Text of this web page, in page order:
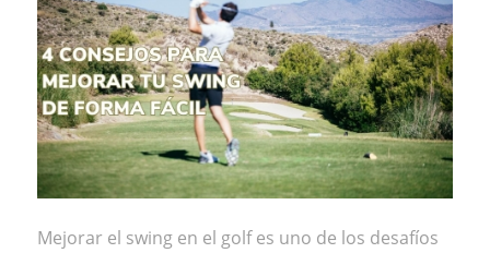
Mejorar el swing en el golf es uno de los desafíos